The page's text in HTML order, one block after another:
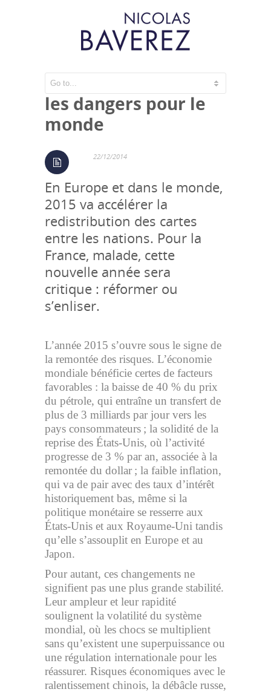
2015 : l’année de tous
les dangers pour le
monde
22/12/2014
En Europe et dans le monde,
2015 va accélérer la
redistribution des cartes
entre les nations. Pour la
France, malade, cette
nouvelle année sera
critique : réformer ou
s’enliser.
L’année 2015 s’ouvre sous le signe de
la remontée des risques. L’économie
mondiale bénéficie certes de facteurs
favorables : la baisse de 40 % du prix
du pétrole, qui entraîne un transfert de
plus de 3 milliards par jour vers les
pays consommateurs ; la solidité de la
reprise des États-Unis, où l’activité
progresse de 3 % par an, associée à la
remontée du dollar ; la faible inflation,
qui va de pair avec des taux d’intérêt
historiquement bas, même si la
politique monétaire se resserre aux
États-Unis et aux Royaume-Uni tandis
qu’elle s’assouplit en Europe et au
Japon.
Pour autant, ces changements ne
signifient pas une plus grande stabilité.
Leur ampleur et leur rapidité
soulignent la volatilité du système
mondial, où les chocs se multiplient
sans qu’existent une superpuissance ou
une régulation internationale pour les
réassurer. Risques économiques avec le
ralentissement chinois, la débâcle russe,